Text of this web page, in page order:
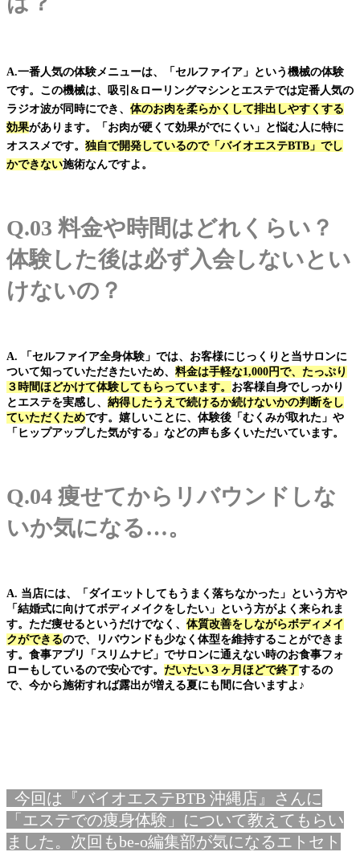
A.一番人気の体験メニューは、「セルファイア」という機械の体験
です。この機械は、吸引&ローリングマシンとエステでは定番人気の
ラジオ波が同時にでき、 体のお肉を柔らかくして排出しやすくする
効果があります。「お肉が硬くて効果がでにくい」と悩む人に特に
オススメです。 独自で開発しているので「バイオエステBTB」でし
かできない施術なんですよ。
Q.03 料金や時間はどれくらい？
体験した後は必ず入会しないとい
けないの？
A. 「セルファイア全身体験」では、お客様にじっくりと当サロンに
ついて知っていただきたいため、 料金は手軽な1,000円で、たっぷり
３時間ほどかけて体験してもらっています。 お客様自身でしっかり
とエステを実感し、 納得したうえで続けるか続けないかの判断をし
ていただくためです。嬉しいことに、体験後「むくみが取れた」や
「ヒップアップした気がする」などの声も多くいただいています。
Q.04 痩せてからリバウンドしな
いか気になる…。
A. 当店には、「ダイエットしてもうまく落ちなかった」という方や
「結婚式に向けてボディメイクをしたい」という方がよく来られま
す。ただ痩せるというだけでなく、 体質改善をしながらボディメイ
クができるので、リバウンドも少なく体型を維持することができま
す。食事アプリ「スリムナビ」でサロンに通えない時のお食事フォ
ローもしているので安心です。 だいたい３ヶ月ほどで終了するの
で、今から施術すれば露出が増える夏にも間に合いますよ♪
今回は『バイオエステBTB 沖縄店』さんに
「エステでの痩身体験」について教えてもらい
ました。次回もbe-o編集部が気になるエトセト